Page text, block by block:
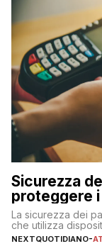
Sicurezza
proteggere
La sicurezza dei
che utilizza
NEXTQUOTIDIANO-